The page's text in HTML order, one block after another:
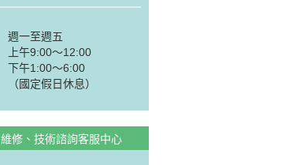
週一至週五
上午9:00～12:00
下午1:00～6:00
（國定假日休息）
維修、技術諮詢客服中心